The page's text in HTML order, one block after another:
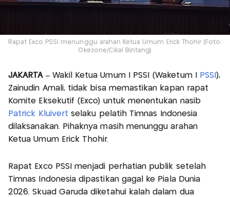
Rapat Exco PSSI menunggu arahan Ketua Umum Erick Thohir (Foto:
Okezone/Cikal Bintang)
JAKARTA –Wakil Ketua Umum I PSSI (Waketum I PSSI ),
Zainudin Amali, tidak bisa memastikan kapan rapat
Komite Eksekutif (Exco) untuk menentukan nasib
Patrick Kluivertselaku pelatih Timnas Indonesia
dilaksanakan. Pihaknya masih menunggu arahan
Ketua Umum Erick Thohir.
Rapat Exco PSSI menjadi perhatian publik setelah
Timnas Indonesia dipastikan gagal ke Piala Dunia
2026. Skuad Garuda diketahui kalah dalam dua